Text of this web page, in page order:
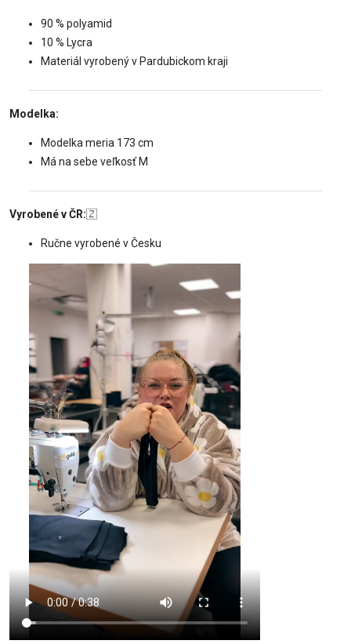
90 % polyamid
10 % Lycra
Materiál vyrobený v Pardubickom kraji
Modelka:
Modelka meria 173 cm
Má na sebe veľkosť M
Vyrobené v ČR:🇿
Ručne vyrobené v Česku